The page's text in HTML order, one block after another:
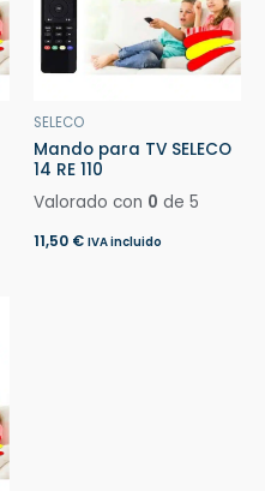
SELECO
Mando para TV SELECO
14 RE 110
Valorado con 0 de 5
11,50 € IVA incluido